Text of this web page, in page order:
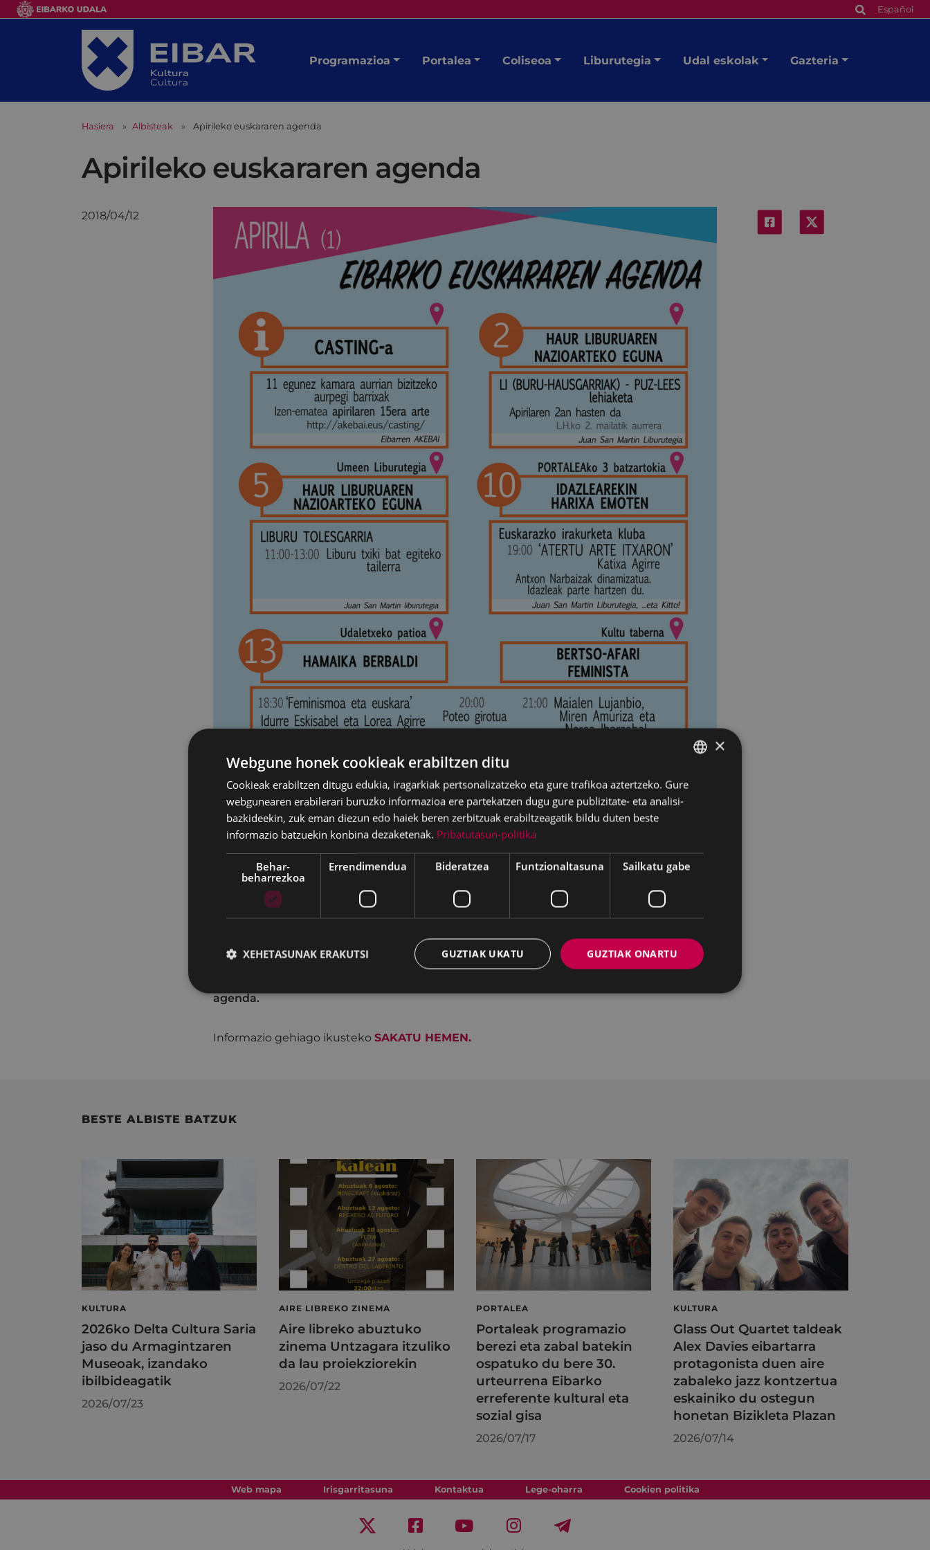
Español
Programazioa Portalea Coliseoa Liburutegia Udal eskolak Gazteria
Hasiera Albisteak Apirileko euskararen agenda
Apirileko euskararen agenda
2018/04/12
agenda.
Informazio gehiago ikusteko SAKATU HEMEN.
BESTE ALBISTE BATZUK
KULTURA
2026ko Delta Cultura Saria
jaso du Armagintzaren
Museoak, izandako
ibilbideagatik
2026/07/23
AIRE LIBREKO ZINEMA
Aire libreko abuztuko
zinema Untzagara itzuliko
da lau proiekziorekin
2026/07/22
PORTALEA
Portaleak programazio
berezi eta zabal batekin
ospatuko du bere 30.
urteurrena Eibarko
erreferente kultural eta
sozial gisa
2026/07/17
KULTURA
Glass Out Quartet taldeak
Alex Davies eibartarra
protagonista duen aire
zabaleko jazz kontzertua
eskainiko du ostegun
honetan Bizikleta Plazan
2026/07/14
Web mapa Irisgarritasuna Kontaktua Lege-oharra Cookien politika
BASQUE
SPANISH
×
Webgune honek cookieak erabiltzen ditu
Cookieak erabiltzen ditugu edukia, iragarkiak pertsonalizatzeko eta gure trafikoa aztertzeko. Gure
webgunearen erabilerari buruzko informazioa ere partekatzen dugu gure publizitate- eta analisi-
bazkideekin, zuk eman diezun edo haiek beren zerbitzuak erabiltzeagatik bildu duten beste
informazio batzuekin konbina dezaketenak. Pribatutasun-politika
Behar-
beharrezkoa
Errendimendua Bideratzea Funtzionaltasuna Sailkatu gabe
GUZTIAK ONARTU
GUZTIAK UKATU
XEHETASUNAK ERAKUTSI